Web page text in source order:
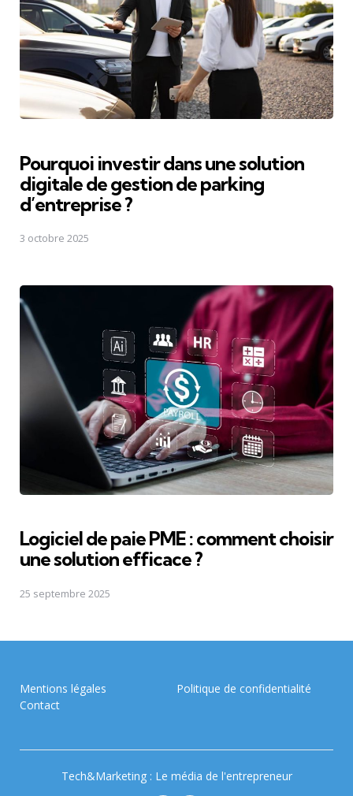
Pourquoi investir dans une solution
digitale de gestion de parking
d’entreprise ?
3 octobre 2025
Logiciel de paie PME : comment choisir
une solution efficace ?
25 septembre 2025
Mentions légales
Politique de confidentialité
Contact
Tech&Marketing : Le média de l'entrepreneur